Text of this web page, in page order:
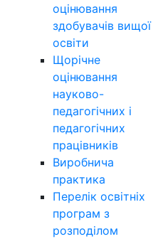
оцінювання
здобувачів вищої
освіти
Щорічне
оцінювання
науково-
педагогічних і
педагогічних
працівників
Виробнича
практика
Перелік освітніх
програм з
розподілoм